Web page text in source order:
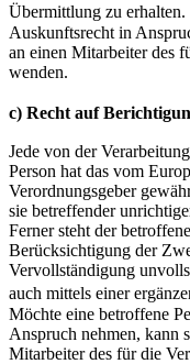
Übermittlung zu
Auskunftsrecht in
an einen Mitarbeiter des
wenden.
c) Recht auf
Jede von der
Person hat das vom
Verordnungsgeber
sie betreffender
Ferner steht der
Berücksichtigung der
Vervollständigung
auch mittels einer
Möchte eine betroffene
Anspruch nehmen, kann
Mitarbeiter des für die